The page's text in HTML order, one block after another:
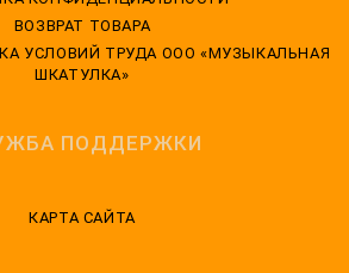
ВОЗВРАТ ТОВАРА
УСЛОВИЙ ТРУДА ООО «МУЗЫКАЛЬНАЯ
ШКАТУЛКА»
ПОДДЕРЖКИ
КАРТА САЙТА